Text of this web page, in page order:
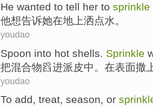
He wanted to tell her to sprinkle
他想告诉她在地上洒点水。
youdao
Spoon into hot shells. Sprinkle
把混合物舀进派皮中。在表面撒
youdao
To add, treat, season, or